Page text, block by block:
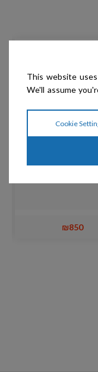
Show Tech – שולחן
₪850
This website
We'll assume
Cookie